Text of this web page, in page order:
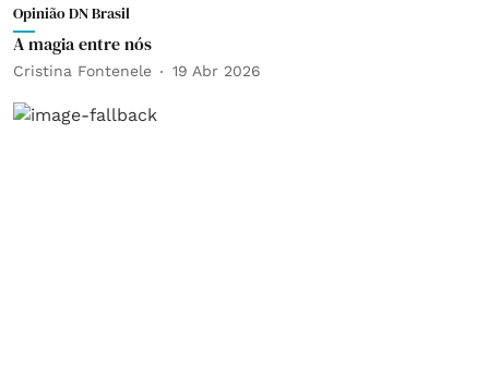
Opinião DN Brasil
A magia entre nós
Cristina Fontenele 19 Abr 2026